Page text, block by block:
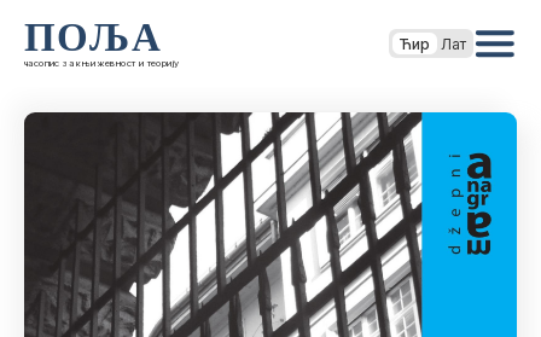
ПОЉА
часопис за књижевност и теорију
Ћир Лат